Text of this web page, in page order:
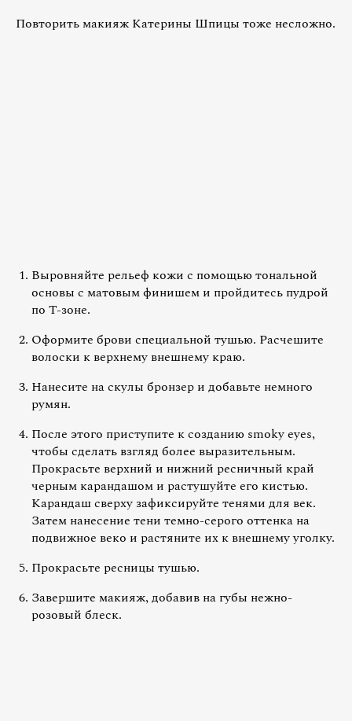
Повторить макияж Катерины Шпицы тоже несложно.
Выровняйте рельеф кожи с помощью тональной
основы с матовым финишем и пройдитесь пудрой
по Т-зоне.
Оформите брови специальной тушью. Расчешите
волоски к верхнему внешнему краю.
Нанесите на скулы бронзер и добавьте немного
румян.
После этого приступите к созданию smoky eyes,
чтобы сделать взгляд более выразительным.
Прокрасьте верхний и нижний ресничный край
черным карандашом и растушуйте его кистью.
Карандаш сверху зафиксируйте тенями для век.
Затем нанесение тени темно-серого оттенка на
подвижное веко и растяните их к внешнему уголку.
Прокрасьте ресницы тушью.
Завершите макияж, добавив на губы нежно-
розовый блеск.